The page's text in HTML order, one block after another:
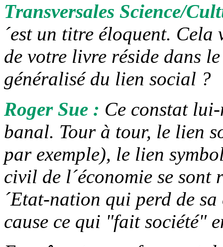
Transversales Science/
´est un titre éloquent.
de votre livre réside dans
généralisé du lien social ?
Roger Sue : Ce constat lui-
banal. Tour à tour, le lien
par exemple), le lien
civil de l´économie se sont
´Etat-nation qui perd de
cause ce qui "fait société"